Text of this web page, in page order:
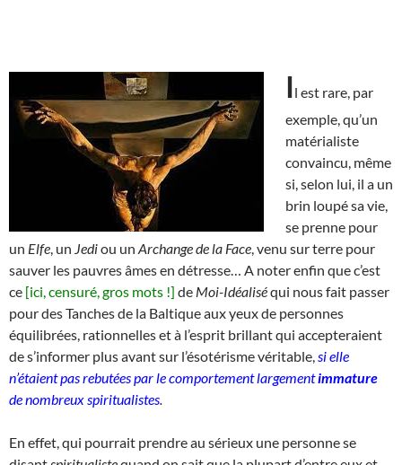
Il est rare, par
exemple, qu’un
matérialiste
convaincu, même
si, selon lui, il a un
brin loupé sa vie,
se prenne pour
un Elfe , un Jediou un Archange de la Face , venu sur terre pour
sauver les pauvres âmes en détresse… A noter enfin que c’est
ce [ici, censuré, gros mots !] de Moi-Idéaliséqui nous fait passer
pour des Tanches de la Baltique aux yeux de personnes
équilibrées, rationnelles et à l’esprit brillant qui accepteraient
de s’informer plus avant sur l’ésotérisme véritable, si elle
n’étaient pas rebutées par le comportement largementimmature
de nombreux spiritualistes
En effet, qui pourrait prendre au sérieux une personne se